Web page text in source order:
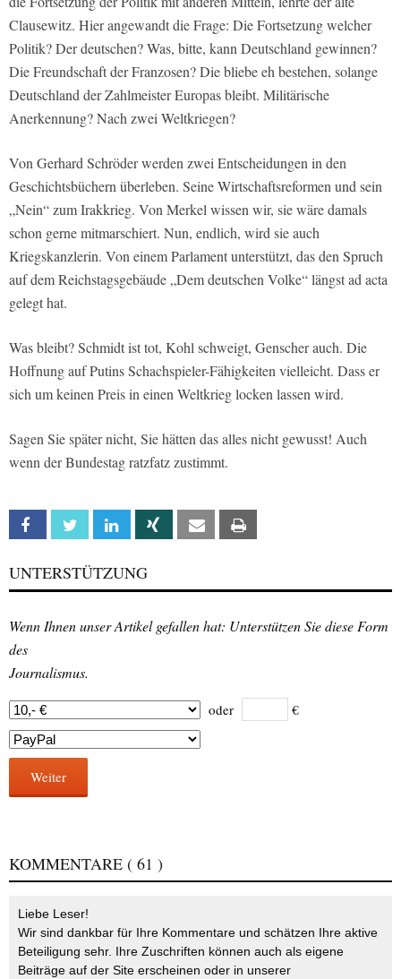
Clausewitz. Hier angewandt die Frage: Die Fortsetzung welcher
Politik? Der deutschen? Was, bitte, kann Deutschland gewinnen?
Die Freundschaft der Franzosen? Die bliebe eh bestehen, solange
Deutschland der Zahlmeister Europas bleibt. Militärische
Anerkennung? Nach zwei Weltkriegen?
Von Gerhard Schröder werden zwei Entscheidungen in den
Geschichtsbüchern überleben. Seine Wirtschaftsreformen und sein
„Nein“ zum Irakkrieg. Von Merkel wissen wir, sie wäre damals
schon gerne mitmarschiert. Nun, endlich, wird sie auch
Kriegskanzlerin. Von einem Parlament unterstützt, das den Spruch
auf dem Reichstagsgebäude „Dem deutschen Volke“ längst ad acta
gelegt hat.
Was bleibt? Schmidt ist tot, Kohl schweigt, Genscher auch. Die
Hoffnung auf Putins Schachspieler-Fähigkeiten vielleicht. Dass er
sich um keinen Preis in einen Weltkrieg locken lassen wird.
Sagen Sie später nicht, Sie hätten das alles nicht gewusst! Auch
wenn der Bundestag ratzfatz zustimmt.
Facebook Twitter Linkedin Xing Email
UNTERSTÜTZUNG
Wenn Ihnen unser Artikel gefallen hat: Unterstützen Sie diese Form
des
Journalismus.
oder €
Weiter
KOMMENTARE ( 61 )
Liebe Leser!
Wir sind dankbar für Ihre Kommentare und schätzen Ihre aktive
Beteiligung sehr. Ihre Zuschriften können auch als eigene
Beiträge auf der Site erscheinen oder in unserer